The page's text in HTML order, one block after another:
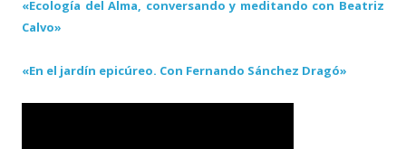
«Ecología del Alma, conversando y meditando con Beatriz
Calvo»
«En el jardín epicúreo. Con Fernando Sánchez Dragó»